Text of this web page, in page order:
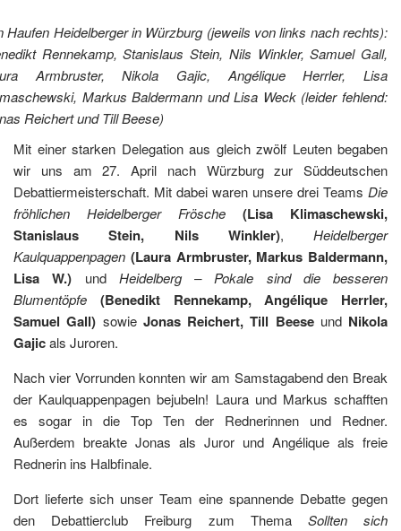
Haufen Heidelberger in Würzburg (jeweils von links nach rechts):
Rennekamp, Stanislaus Stein, Nils Winkler, Samuel Gall,
Armbruster, Nikola Gajic, Angélique Herrler, Lisa
Markus Baldermann und Lisa Weck (leider fehlend:
Reichert und Till Beese)
Mit einer starken Delegation aus gleich zwölf Leuten begaben
wir uns am 27. April nach Würzburg zur Süddeutschen
Debattiermeisterschaft. Mit dabei waren unsere drei Teams Die
fröhlichen Heidelberger Frösche
(Lisa Klimaschewski,
Stanislaus Stein, Nils Winkler), Heidelberger
Kaulquappenpagen (Laura Armbruster, Markus Baldermann,
Lisa W.) und Heidelberg – Pokale sind die besseren
Blumentöpfe
(Benedikt Rennekamp, Angélique Herrler,
Samuel Gall) sowie Jonas Reichert, Till Beeseund Nikola
Gajicals Juroren.
Nach vier Vorrunden konnten wir am Samstagabend den Break
der Kaulquappenpagen bejubeln! Laura und Markus schafften
es sogar in die Top Ten der Rednerinnen und Redner.
Außerdem breakte Jonas als Juror und Angélique als freie
Rednerin ins Halbfinale.
Dort lieferte sich unser Team eine spannende Debatte gegen
den Debattierclub Freiburg zum Thema Sollten sich